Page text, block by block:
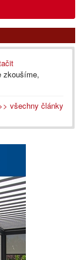
zkoušíme,
všechny články